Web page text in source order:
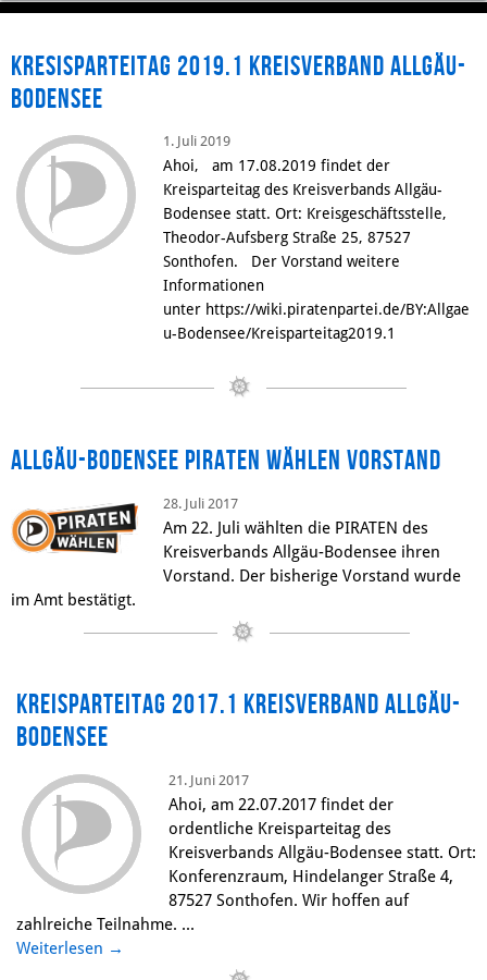
Facebook
RSS
Feed
Kresisparteitag 2019.1 Kreisverband Allgäu-
Bodensee
1. Juli 2019
Ahoi, am 17.08.2019 findet der
Kreisparteitag des Kreisverbands Allgäu-
Bodensee statt. Ort: Kreisgeschäftsstelle,
Theodor-Aufsberg Straße 25, 87527
Sonthofen. Der Vorstand weitere
Informationen
unter https://wiki.piratenpartei.de/BY:Allgae
u-Bodensee/Kreisparteitag2019.1
Allgäu-Bodensee PIRATEN wählen Vorstand
28. Juli 2017
Am 22. Juli wählten die PIRATEN des
Kreisverbands Allgäu-Bodensee ihren
Vorstand. Der bisherige Vorstand wurde
im Amt bestätigt.
Kreisparteitag 2017.1 Kreisverband Allgäu-
Bodensee
21. Juni 2017
Ahoi, am 22.07.2017 findet der
ordentliche Kreisparteitag des
Kreisverbands Allgäu-Bodensee statt. Ort:
Konferenzraum, Hindelanger Straße 4,
87527 Sonthofen. Wir hoffen auf
zahlreiche Teilnahme. ...
Weiterlesen →